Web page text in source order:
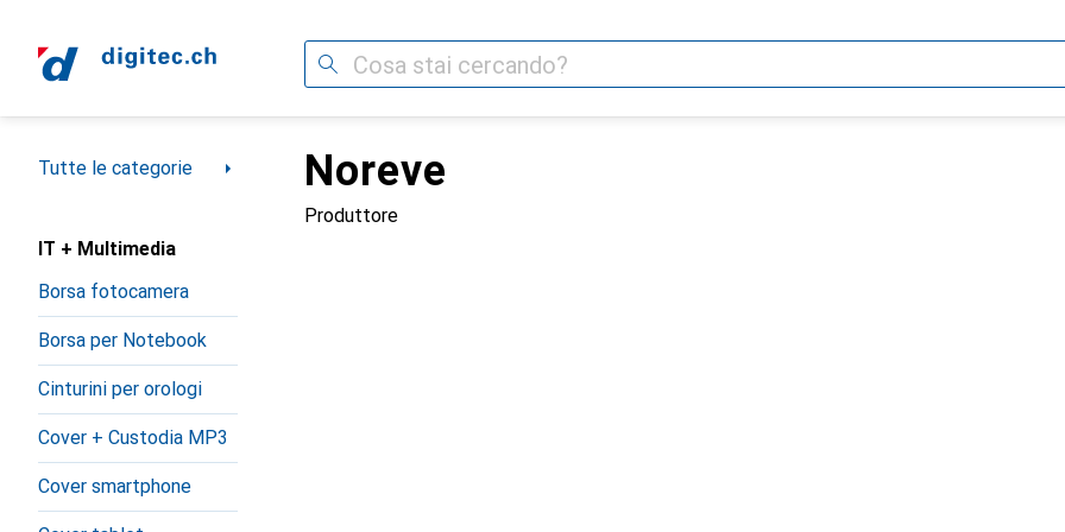
Cerca
Categoria Navigazione
Tutte le categorie
IT + Multimedia
Borsa fotocamera
Borsa per Notebook
Cinturini per orologi
Cover + Custodia MP3
Cover smartphone
Noreve
Produttore